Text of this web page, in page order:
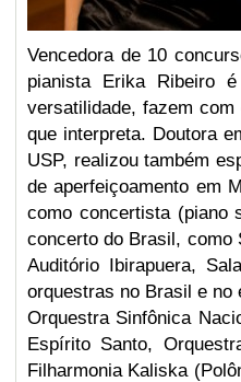
Vencedora de 10
pianista Erika Ribeiro
versatilidade, fazem
que interpreta. Doutora
USP, realizou também
de aperfeiçoamento em
como concertista (piano
concerto do Brasil, como
Auditório Ibirapuera,
orquestras no Brasil e no
Orquestra Sinfônica
Espírito Santo,
Filharmonia Kaliska